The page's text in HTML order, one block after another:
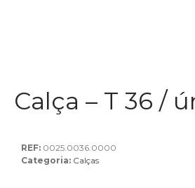
Calça – T 36 /
REF: 0025.0036.0000
Categoria: Calças